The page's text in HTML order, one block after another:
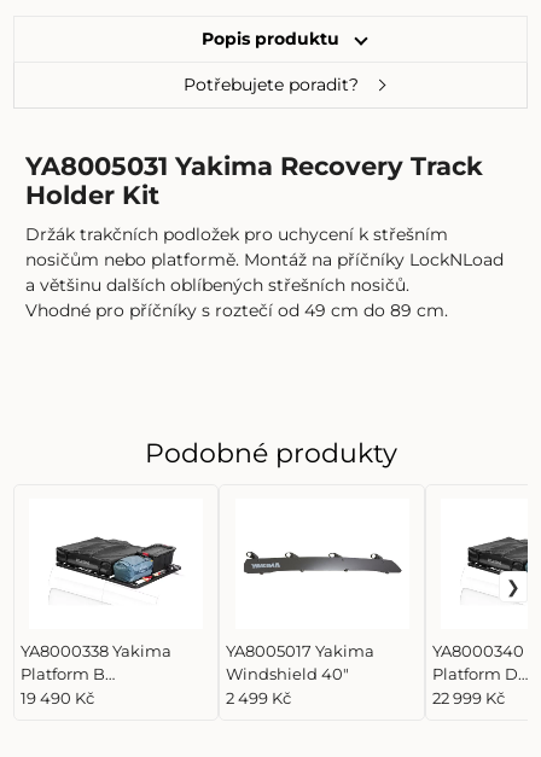
Popis produktu
Potřebujete poradit?
YA8005031 Yakima Recovery Track
Holder Kit
Držák trakčních podložek pro uchycení k střešním
nosičům nebo platformě. Montáž na příčníky LockNLoad
a většinu dalších oblíbených střešních nosičů.
Vhodné pro příčníky s roztečí od 49 cm do 89 cm.
Podobné produkty
YA8000338 Yakima
Platform B
Unassembled
19 490 Kč
YA8005017 Yakima
Windshield 40"
2 499 Kč
YA8000340
Platform D
Unassembled
22 999 Kč